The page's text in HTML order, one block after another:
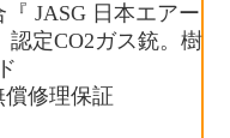
JASG 日本エアー
認定CO2ガス銃。樹
償修理保証